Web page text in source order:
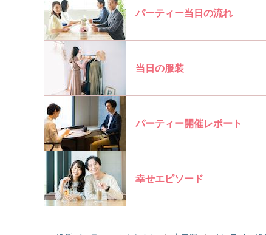
パーティー当日の流れ
当日の服装
パーティー開催レポート
幸せエピソード